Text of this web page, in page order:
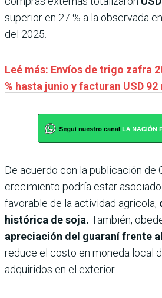
superior en 27 % a la observada
del 2025.
Leé más: Envíos de trigo zafra
% hasta junio y facturan USD
De acuerdo con la publicación de
crecimiento podría estar
favorable de la actividad agrícola,
histórica de soja. También,
apreciación del guaraní frente
reduce el costo en moneda local
adquiridos en el exterior.